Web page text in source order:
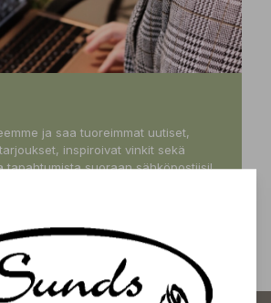
ja saa tuoreimmat uutiset,
inspiroivat vinkit sekä
tapahtumista suoraan sähköpostiisi!